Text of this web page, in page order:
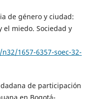
de género y ciudad:
miedo. Sociedad y
1657-6357-soec-32-
de participación